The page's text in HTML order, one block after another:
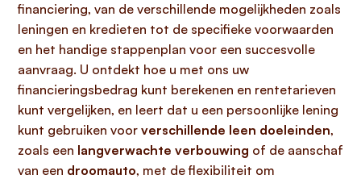
financiering, van de verschillende mogelijkheden zoals
leningen en kredieten tot de specifieke voorwaarden
en het handige stappenplan voor een succesvolle
aanvraag. U ontdekt hoe u met ons uw
financieringsbedrag kunt berekenen en rentetarieven
kunt vergelijken, en leert dat u een persoonlijke lening
kunt gebruiken voor verschillende leen doeleinden,
zoals een langverwachte verbouwing of de aanschaf
van een droomauto, met de flexibiliteit om